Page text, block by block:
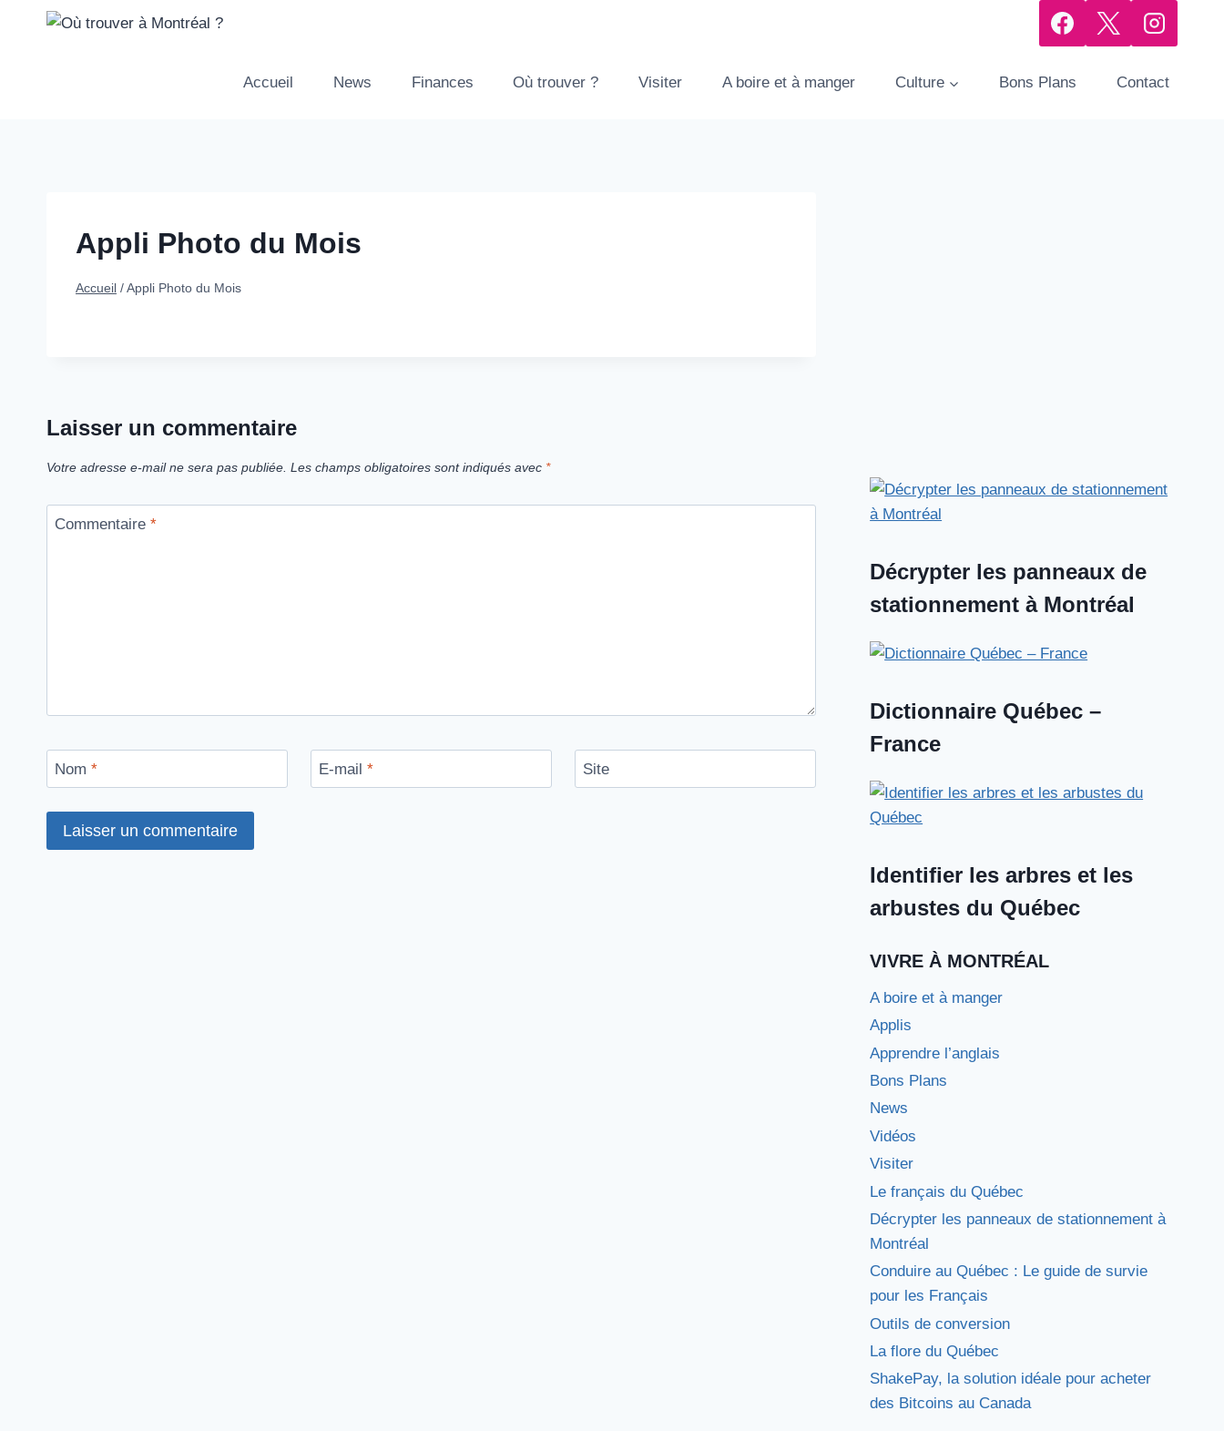
Accueil
News Finances Où trouver ? Visiter A boire et à manger Culture Bons Plans Contact
Appli Photo du Mois
Accueil /Appli Photo du Mois
Laisser un commentaire
Votre adresse e-mail ne sera pas publiée. Les champs obligatoires sont indiqués avec *
Commentaire *
Nom * E-mail * Site
Décrypter les panneaux de
stationnement à Montréal
Dictionnaire Québec –
France
Identifier les arbres et les
arbustes du Québec
VIVRE À MONTRÉAL
A boire et à manger
Applis
Apprendre l’anglais
Bons Plans
News
Vidéos
Visiter
Le français du Québec
Décrypter les panneaux de stationnement à
Montréal
Conduire au Québec : Le guide de survie
pour les Français
Outils de conversion
La flore du Québec
ShakePay, la solution idéale pour acheter
des Bitcoins au Canada